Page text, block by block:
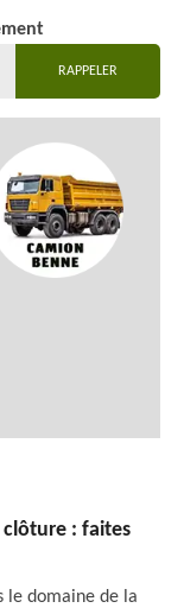
clôture : faites
le domaine de la